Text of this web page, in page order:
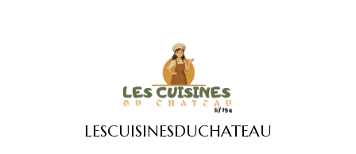
LESCUISINESDUCHATEAU